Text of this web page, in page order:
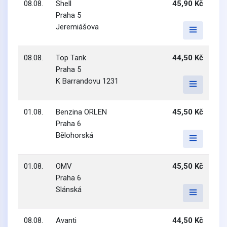
08.08.
Shell
Praha 5
Jeremiášova
45,90 Kč
08.08.
Top Tank
Praha 5
K Barrandovu 1231
44,50 Kč
01.08.
Benzina ORLEN
Praha 6
Bělohorská
45,50 Kč
01.08.
OMV
Praha 6
Slánská
45,50 Kč
08.08.
Avanti
44,50 Kč